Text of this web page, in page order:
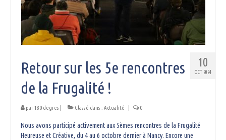
10
OCT 2024
Retour sur les 5e rencontres
de la Frugalité !
par 180 degres Classé dans : Actualité 0
Nous avons participé activement aux 5èmes rencontres de la Frugalité
Heureuse et Créative, du 4 au 6 octobre dernier à Nancy. Encore une